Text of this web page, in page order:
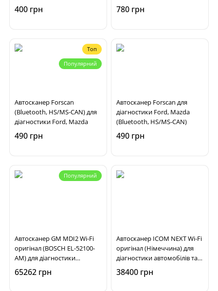
BMW F, G, I серій
400 грн 780 грн
Топ
Популярний
Автосканер Forscan
(Bluetooth, HS/MS-CAN) для
діагностики Ford, Mazda
490 грн
Автосканер Forscan для
діагностики Ford, Mazda
(Bluetooth, HS/MS-CAN)
490 грн
Популярний
Автосканер GM MDI2 Wi-Fi
оригінал (BOSCH EL-52100-
AM) для діагностики
автомобілів Opel, Chevrolet,
Buick
65262 грн
Автосканер ICOM NEXT Wi-Fi
оригінал (Німеччина) для
діагностики автомобілів та
мотоциклів BMW, MINI
38400 грн